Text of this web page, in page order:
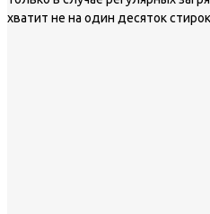
хватит не на один десяток